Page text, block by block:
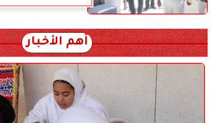
أهم الأخبار